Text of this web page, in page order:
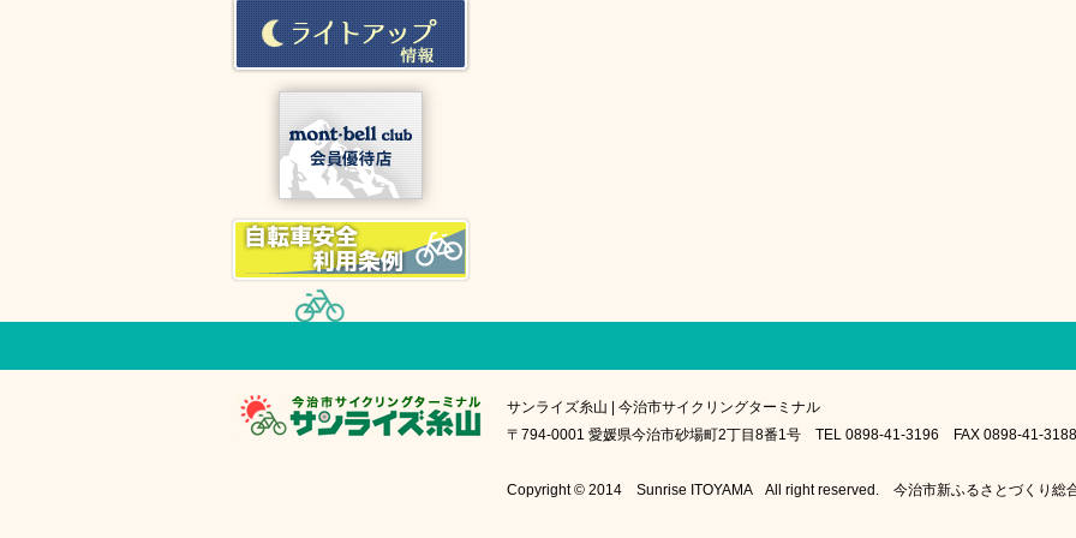
サンライズ糸山 | 今治市サイクリングターミナル
〒794-0001 愛媛県今治市砂場町2丁目8番1号 TEL 0898-41-3196 FAX 0898-41-3188
Copyright © 2014 Sunrise ITOYAMA All right reserved. 今治市新ふるさとづくり総